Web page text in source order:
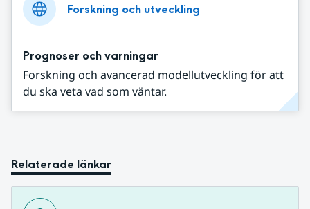
Forskning och utveckling
Prognoser och varningar
Forskning och avancerad modellutveckling för att
du ska veta vad som väntar.
Relaterade länkar